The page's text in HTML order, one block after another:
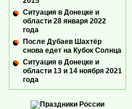
Ситуация в Донецке и
области 28 января 2022
года
После Дубаев Шахтёр
снова едет на Кубок Солнца
Ситуация в Донецке и
области 13 и 14 ноября 2021
года